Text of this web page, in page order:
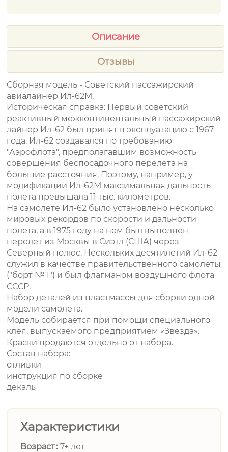
Описание
Отзывы
Сборная модель - Советский пассажирский
авиалайнер Ил-62М.
Историческая справка: Первый советский
реактивный межконтинентальный пассажирский
лайнер Ил-62 был принят в эксплуатацию с 1967
года. Ил-62 создавался по требованию
"Аэрофлота", предполагавшим возможность
совершения беспосадочного перелета на
большие расстояния. Поэтому, например, у
модификации Ил-62М максимальная дальность
полета превышала 11 тыс. километров.
На самолете Ил-62 было установлено несколько
мировых рекордов по скорости и дальности
полета, а в 1975 году на нем был выполнен
перелет из Москвы в Сиэтл (США) через
Северный полюс. Нескольких десятилетий Ил-62
служил в качестве правительственного самолеты
("борт № 1") и был флагманом воздушного флота
СССР.
Набор деталей из пластмассы для сборки одной
модели самолета.
Модель собирается при помощи специального
клея, выпускаемого предприятием «Звезда».
Краски продаются отдельно от набора.
Состав набора:
отливки
инструкция по сборке
декаль
Характеристики
Возраст 7+ лет